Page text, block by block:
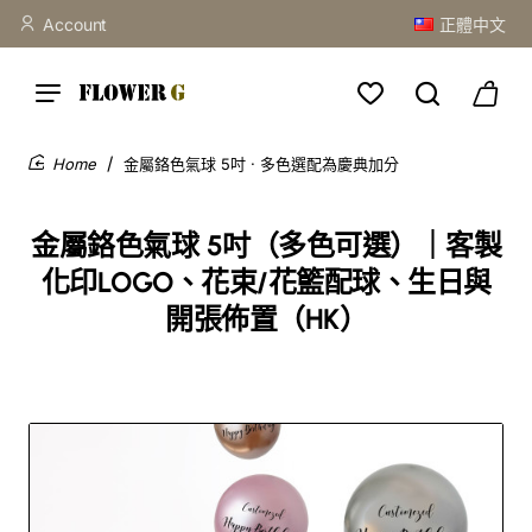
Account 正體中文
金屬鉻色氣球 5吋（多色可選）｜客製
化印LOGO、花束/花籃配球、生日與
開張佈置（HK）
金屬鉻色氣球 5吋 · 多色選配為慶典加分